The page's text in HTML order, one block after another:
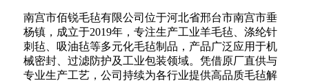
南宫市佰锐毛毡有限公司位于河北省邢台市南宫市垂
杨镇，成立于2019年，专注生产工业羊毛毡、涤纶针
刺毡、吸油毡等多元化毛毡制品，产品广泛应用于机
械密封、过滤防护及工业包装领域。凭借原厂直供与
专业生产工艺，公司持续为各行业提供高品质毛毡解